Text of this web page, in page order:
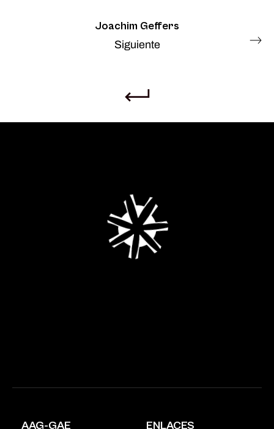
Joachim Geffers
Siguiente
AAG-GAE ENLACES